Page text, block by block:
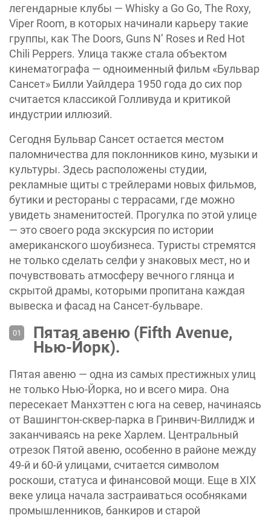
легендарные клубы — Whisky a Go Go, The Roxy,
Viper Room, в которых начинали карьеру такие
группы, как The Doors, Guns N’ Roses и Red Hot
Chili Peppers. Улица также стала объектом
кинематографа — одноименный фильм «Бульвар
Сансет» Билли Уайлдера 1950 года до сих пор
считается классикой Голливуда и критикой
индустрии иллюзий.
Сегодня Бульвар Сансет остается местом
паломничества для поклонников кино, музыки и
культуры. Здесь расположены студии,
рекламные щиты с трейлерами новых фильмов,
бутики и рестораны с террасами, где можно
увидеть знаменитостей. Прогулка по этой улице
— это своего рода экскурсия по истории
американского шоубизнеса. Туристы стремятся
не только сделать селфи у знаковых мест, но и
почувствовать атмосферу вечного глянца и
скрытой драмы, которыми пропитана каждая
вывеска и фасад на Сансет-бульваре.
Пятая авеню (Fifth Avenue,
Нью-Йорк).
Пятая авеню — одна из самых престижных улиц
не только Нью-Йорка, но и всего мира. Она
пересекает Манхэттен с юга на север, начинаясь
от Вашингтон-сквер-парка в Гринвич-Виллидж и
заканчиваясь на реке Харлем. Центральный
отрезок Пятой авеню, особенно в районе между
49-й и 60-й улицами, считается символом
роскоши, статуса и финансовой мощи. Еще в XIX
веке улица начала застраиваться особняками
промышленников, банкиров и старой